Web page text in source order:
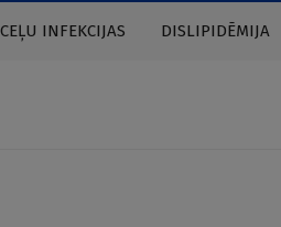
INFEKCIJAS DISLIPIDĒMIJA